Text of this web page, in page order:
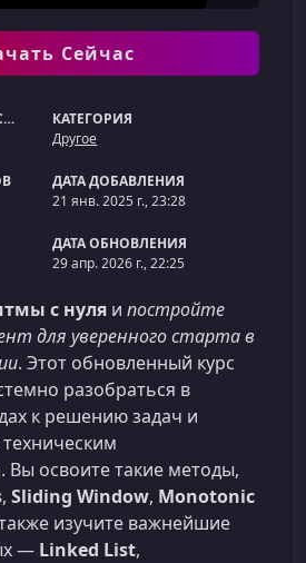
Сейчас
ПРОДОЛЖИТЕЛЬНОСТЬ
КАТЕГОРИЯ
Другое
ДАТА ДОБАВЛЕНИЯ
21 янв. 2025 г., 23:28
ДАТА ОБНОВЛЕНИЯ
29 апр. 2026 г., 22:25
с нуля и постройте
для уверенного старта в
. Этот обновленный курс
разобраться в
к решению задач и
Вы освоите такие методы,
, Sliding Window, Monotonic
изучите важнейшие
— Linked List,